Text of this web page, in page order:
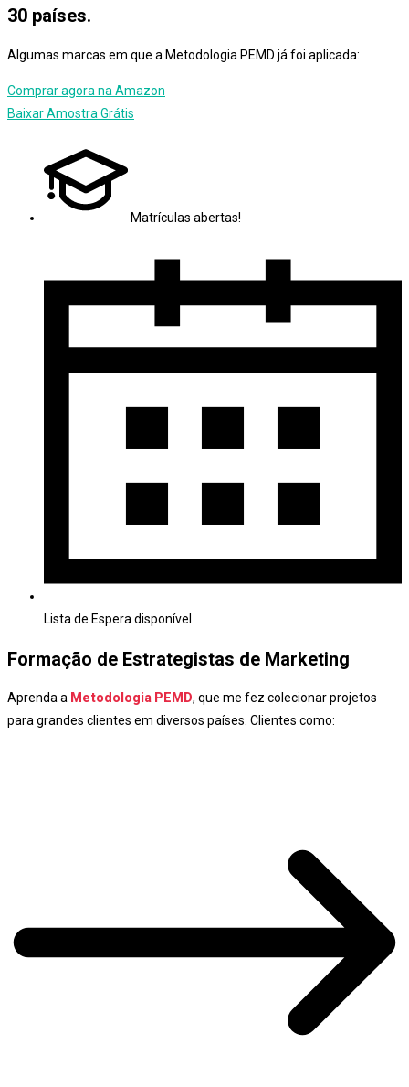
30 países.
Algumas marcas em que a Metodologia PEMD já foi aplicada:
Comprar agora na Amazon
Baixar Amostra Grátis
Matrículas abertas!
Lista de Espera disponível
Formação de Estrategistas de Marketing
Aprenda a Metodologia PEMD, que me fez colecionar projetos
para grandes clientes em diversos países. Clientes como: